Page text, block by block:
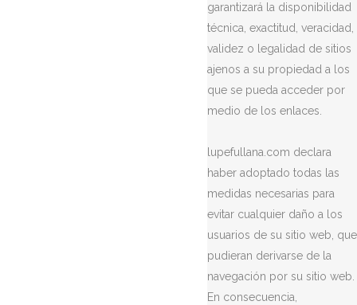
garantizará la disponibilidad
técnica, exactitud, veracidad,
validez o legalidad de sitios
ajenos a su propiedad a los
que se pueda acceder por
medio de los enlaces.
lupefullana.com declara
haber adoptado todas las
medidas necesarias para
evitar cualquier daño a los
usuarios de su sitio web, que
pudieran derivarse de la
navegación por su sitio web.
En consecuencia,